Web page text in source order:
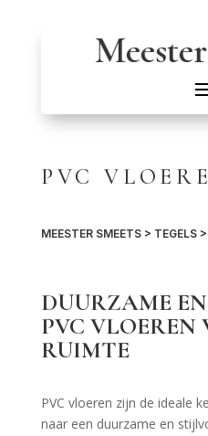
PVC
MEESTER SMEETS> TEGELS>
DUURZAME
PVC VLOEREN
RUIMTE
PVC vloeren zijn de ideale
naar een duurzame en